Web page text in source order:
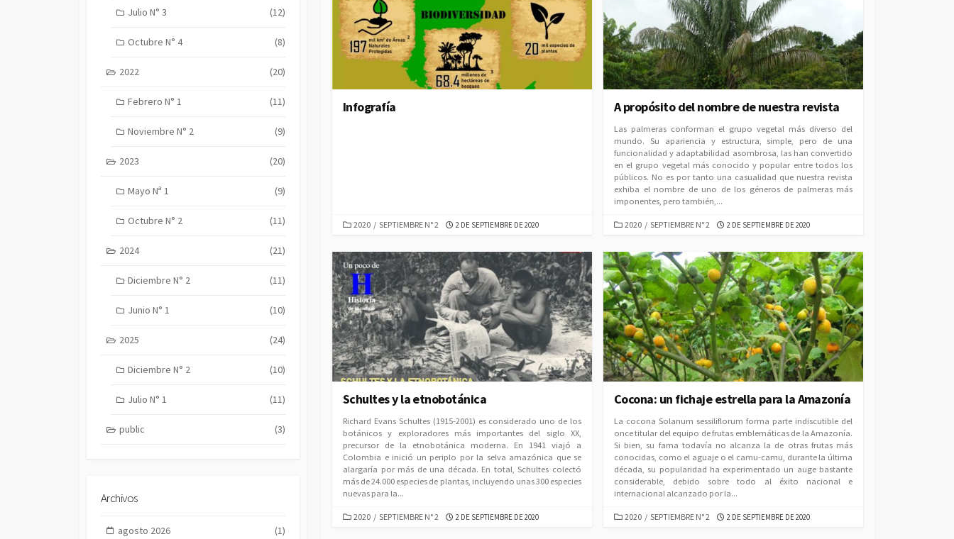
Infografía
CATEGORIES
2020 / SEPTIEMBRE N° 2 PUBLISHED
DATE
2 DE SEPTIEMBRE DE 2020
A propósito del nombre de nuestra revista
Las palmeras conforman el grupo vegetal más diverso del
mundo. Su apariencia y estructura, simple, pero de una
funcionalidad y adaptabilidad asombrosa, las han convertido
en el grupo vegetal más conocido y popular entre todos los
públicos. No es por tanto una casualidad que nuestra revista
exhiba el nombre de uno de los géneros de palmeras más
imponentes, pero también,...
CATEGORIES
2020 / SEPTIEMBRE N° 2 PUBLISHED
DATE
2 DE SEPTIEMBRE DE 2020
Schultes y la etnobotánica
Richard Evans Schultes (1915-2001) es considerado uno de los
botánicos y exploradores más importantes del siglo XX,
precursor de la etnobotánica moderna. En 1941 viajó a
Colombia e inició un periplo por la selva amazónica que se
alargaría por más de una década. En total, Schultes colectó
más de 24.000 especies de plantas, incluyendo unas 300 especies
nuevas para la...
CATEGORIES
2020 / SEPTIEMBRE N° 2 PUBLISHED
DATE
2 DE SEPTIEMBRE DE 2020
Cocona: un fichaje estrella para la Amazonía
La cocona Solanum sessiliflorum forma parte indiscutible del
once titular del equipo de frutas emblemáticas de la Amazonía.
Si bien, su fama todavía no alcanza la de otras frutas más
conocidas, como el aguaje o el camu-camu, durante la última
década, su popularidad ha experimentado un auge bastante
considerable, debido sobre todo al éxito nacional e
internacional alcanzado por la...
CATEGORIES
2020 / SEPTIEMBRE N° 2 PUBLISHED
DATE
2 DE SEPTIEMBRE DE 2020
Julio N° 3 (12)
Octubre N° 4 (8)
2022 (20)
Febrero N° 1 (11)
Noviembre N° 2 (9)
2023 (20)
Mayo Nª 1 (9)
Octubre N° 2 (11)
2024 (21)
Diciembre N° 2 (11)
Junio N° 1 (10)
2025 (24)
Diciembre N° 2 (10)
Julio N° 1 (11)
public (3)
Archivos
agosto 2026 (1)